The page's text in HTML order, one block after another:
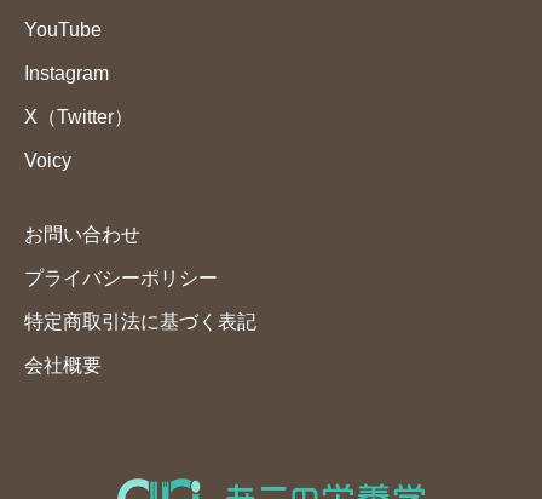
YouTube
Instagram
X（Twitter）
Voicy
お問い合わせ
プライバシーポリシー
特定商取引法に基づく表記
会社概要